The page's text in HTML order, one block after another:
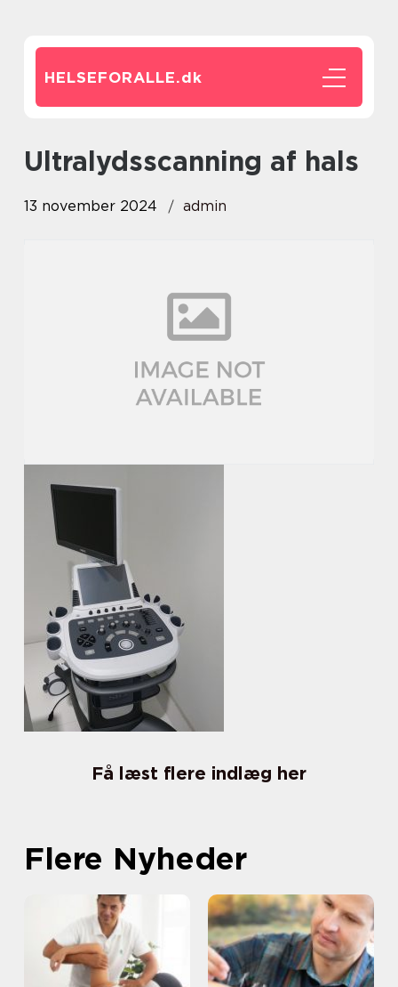
HELSEFORALLE.dk
Ultralydsscanning af hals
13 november 2024 admin
Få læst flere indlæg her
Flere Nyheder